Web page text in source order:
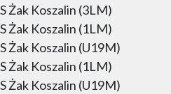
Żak Koszalin (3LM)
Żak Koszalin (1LM)
Żak Koszalin (U19M)
Żak Koszalin (1LM)
Żak Koszalin (U19M)